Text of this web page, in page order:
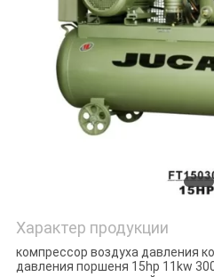
Характер продукции
компрессор воздуха давления
давления поршеня 15hp 11kw